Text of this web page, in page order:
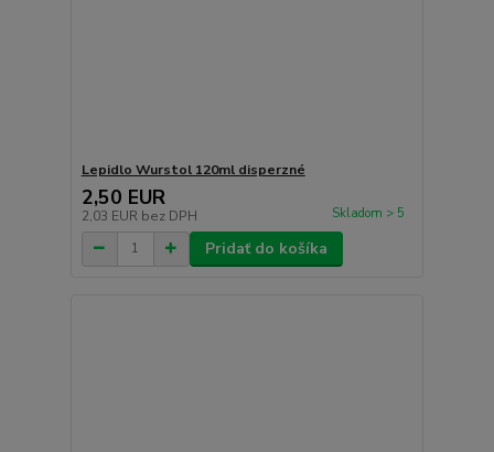
Lepidlo Wurstol 120ml disperzné
2,50 EUR
2,03 EUR bez DPH Skladom > 5
Pridať do košíka